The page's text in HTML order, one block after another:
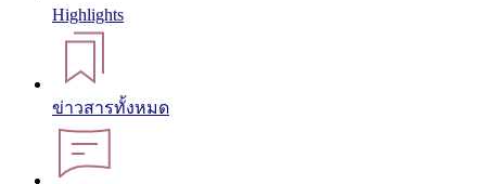
Highlights
ข่าวสารทั้งหมด